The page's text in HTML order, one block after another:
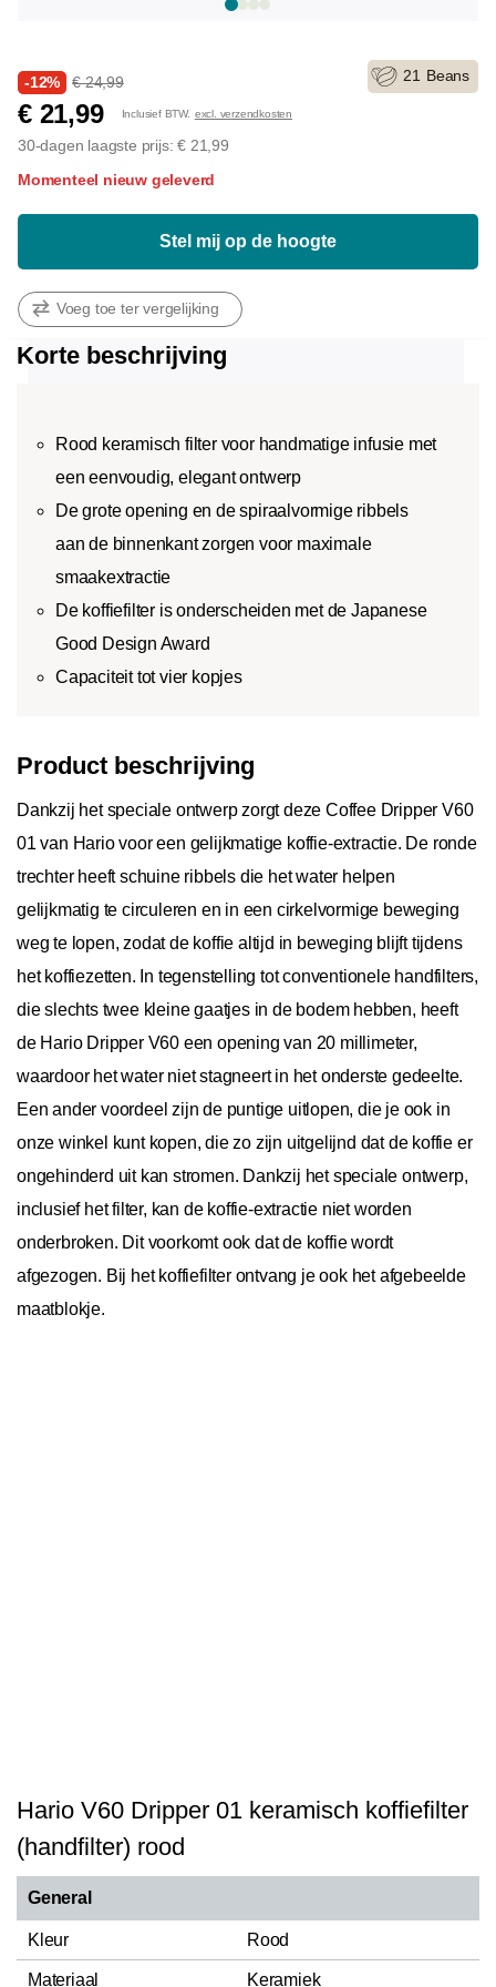
-12% € 24,99
€ 21,99 Inclusief BTW. excl. verzendkosten
30-dagen laagste prijs: € 21,99
21 Beans
Momenteel nieuw geleverd
Stel mij op de hoogte
Voeg toe ter vergelijking
Korte beschrijving
Rood keramisch filter voor handmatige infusie met
een eenvoudig, elegant ontwerp
De grote opening en de spiraalvormige ribbels
aan de binnenkant zorgen voor maximale
smaakextractie
De koffiefilter is onderscheiden met de Japanese
Good Design Award
Capaciteit tot vier kopjes
Product beschrijving
Dankzij het speciale ontwerp zorgt deze Coffee Dripper V60
01 van Hario voor een gelijkmatige koffie-extractie. De ronde
trechter heeft schuine ribbels die het water helpen
gelijkmatig te circuleren en in een cirkelvormige beweging
weg te lopen, zodat de koffie altijd in beweging blijft tijdens
het koffiezetten. In tegenstelling tot conventionele handfilters,
die slechts twee kleine gaatjes in de bodem hebben, heeft
de Hario Dripper V60 een opening van 20 millimeter,
waardoor het water niet stagneert in het onderste gedeelte.
Een ander voordeel zijn de puntige uitlopen, die je ook in
onze winkel kunt kopen, die zo zijn uitgelijnd dat de koffie er
ongehinderd uit kan stromen. Dankzij het speciale ontwerp,
inclusief het filter, kan de koffie-extractie niet worden
onderbroken. Dit voorkomt ook dat de koffie wordt
afgezogen. Bij het koffiefilter ontvang je ook het afgebeelde
maatblokje.
Hario V60 Dripper 01 keramisch koffiefilter
(handfilter) rood
General
Kleur Rood
Materiaal Keramiek